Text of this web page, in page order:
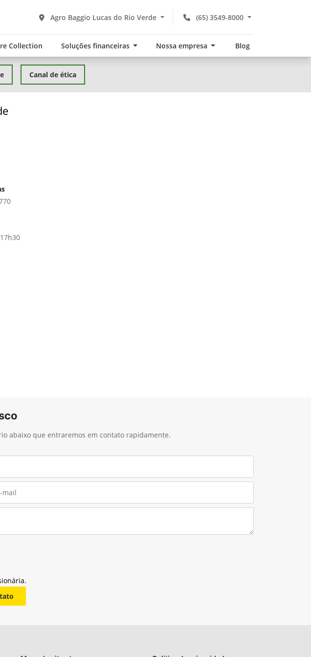
(65) 3549-8000
Agro Baggio Lucas do Rio Verde
Collection Soluções financeiras Nossa empresa Blog
Canal de ética
abaixo que entraremos em contato rapidamente.